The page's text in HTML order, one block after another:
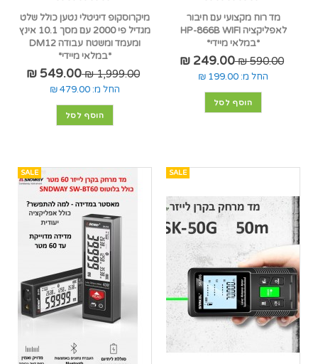
מד רוח מקצועי עם חיבור
לאפליקציה HP-866B WIFI
*במלאי מיידי*
590.00 ₪
249.00 ₪
החל מ: 199.00 ₪
הוסף לסל
מיקרוסקופ דיגיטלי נטען כולל שלט
מגדיל פי 2000 עם מסך 10.1 אינץ
ומעמד ומשטח עבודה DM12
*במלאי מיידי*
1,999.00 ₪
549.00 ₪
החל מ: 479.00 ₪
הוסף לסל
SALE
SALE